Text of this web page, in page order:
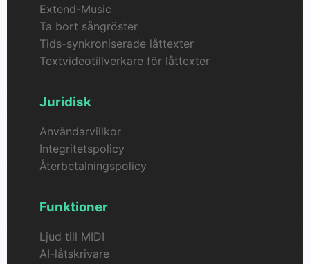
Extend-Music
Ta bort sångröster
Tids-synkroniserade låttexter
Textvideotillverkare för låttexter
Juridisk
Användarvillkor
Integritetspolicy
Återbetalningspolicy
Funktioner
Ljud till MIDI
AI-låtskrivare